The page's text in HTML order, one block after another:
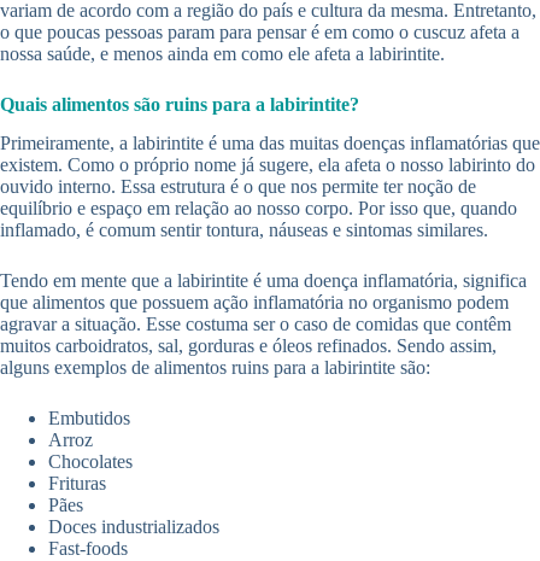
variam de acordo com a região do país e cultura da mesma. Entretanto,
o que poucas pessoas param para pensar é em como o cuscuz afeta a
nossa saúde, e menos ainda em como ele afeta a labirintite.
Quais alimentos são ruins para a labirintite?
Primeiramente, a labirintite é uma das muitas doenças inflamatórias que
existem. Como o próprio nome já sugere, ela afeta o nosso labirinto do
ouvido interno. Essa estrutura é o que nos permite ter noção de
equilíbrio e espaço em relação ao nosso corpo. Por isso que, quando
inflamado, é comum sentir tontura, náuseas e sintomas similares.
Tendo em mente que a labirintite é uma doença inflamatória, significa
que alimentos que possuem ação inflamatória no organismo podem
agravar a situação. Esse costuma ser o caso de comidas que contêm
muitos carboidratos, sal, gorduras e óleos refinados. Sendo assim,
alguns exemplos de alimentos ruins para a labirintite são:
Embutidos
Arroz
Chocolates
Frituras
Pães
Doces industrializados
Fast-foods